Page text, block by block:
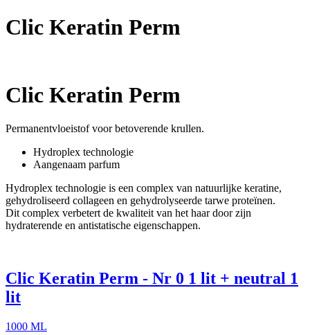
Clic Keratin Perm
Clic Keratin Perm
Permanentvloeistof voor betoverende krullen.
Hydroplex technologie
Aangenaam parfum
Hydroplex technologie is een complex van natuurlijke keratine,
gehydroliseerd collageen en gehydrolyseerde tarwe proteïnen.
Dit complex verbetert de kwaliteit van het haar door zijn
hydraterende en antistatische eigenschappen.
Clic Keratin Perm - Nr 0 1 lit + neutral 1
lit
1000 ML